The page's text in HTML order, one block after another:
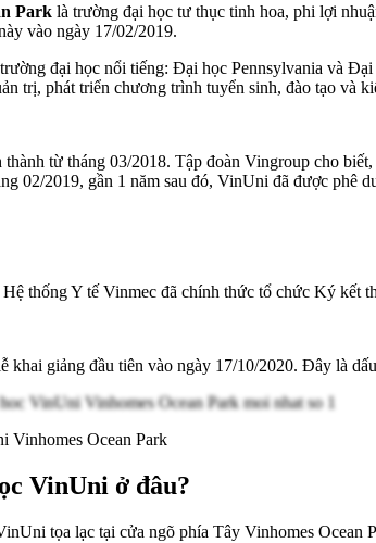
Park là trường đại học tư thục tinh hoa, phi lợi
vào ngày 17/02/2019.
đại học nổi tiếng: Đại học Pennsylvania và
trị, phát triển chương trình tuyển sinh, đào tạo và
từ tháng 03/2018. Tập đoàn Vingroup cho
02/2019, gần 1 năm sau đó, VinUni đã được phê
thống Y tế Vinmec đã chính thức tổ chức Ký kết
khai giảng đầu tiên vào ngày 17/10/2020. Đây là
Vinhomes Ocean Park
VinUni ở đâu?
tọa lạc tại cửa ngõ phía Tây Vinhomes